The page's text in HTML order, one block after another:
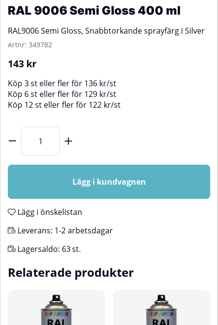
RAL 9006 Semi Gloss 400 ml
RAL9006 Semi Gloss, Snabbtorkande sprayfärg i Silver
Artnr: 349782
143 kr
Köp 3 st eller fler för 136 kr/st
Köp 6 st eller fler för 129 kr/st
Köp 12 st eller fler för 122 kr/st
Lägg i kundvagnen
Lägg i önskelistan
Leverans: 1-2 arbetsdagar
Lagersaldo: 63st.
Relaterade produkter